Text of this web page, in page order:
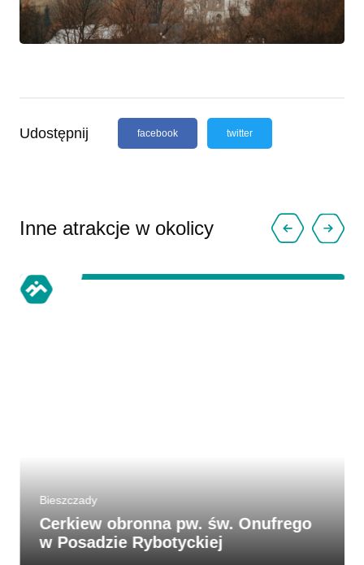
Udostępnij facebook twitter
Inne atrakcje w okolicy
Bieszczady
Cerkiew obronna pw. św. Onufrego
w Posadzie Rybotyckiej